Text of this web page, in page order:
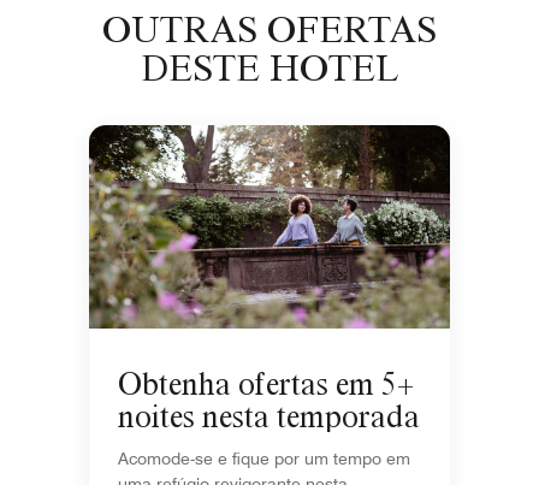
OUTRAS OFERTAS
DESTE HOTEL
Obtenha ofertas em 5+
noites nesta temporada
Acomode-se e fique por um tempo em